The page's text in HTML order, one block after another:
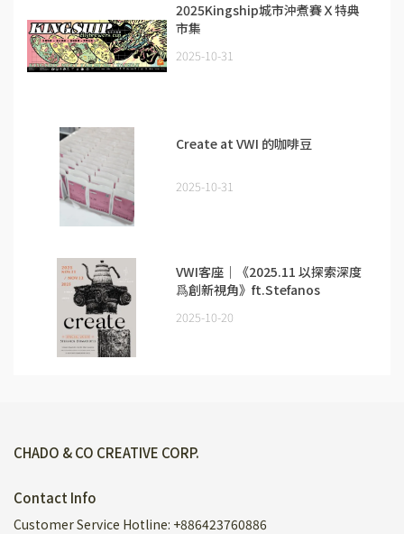
2025Kingship城市沖煮賽Ｘ特典
市集
2025-10-31
Create at VWI 的咖啡豆
2025-10-31
VWI客座｜《2025.11 以探索深度
爲創新視角》ft.Stefanos
2025-10-20
CHADO & CO CREATIVE CORP.
Contact Info
Customer Service Hotline: +886423760886